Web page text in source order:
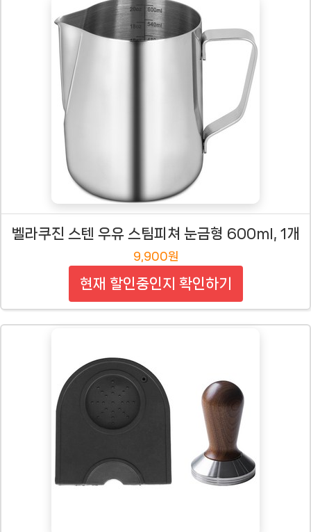
벨라쿠진 스텐 우유 스팀피쳐 눈금형 600ml, 1개
9,900원
현재 할인중인지 확인하기